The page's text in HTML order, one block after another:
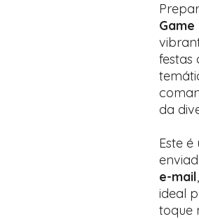
festas
da
Este
e-mail
ideal
toque